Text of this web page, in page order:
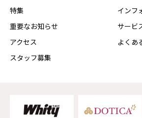
特集
重要なお知らせ
アクセス
スタッフ募集
インフ
サービ
よくあ